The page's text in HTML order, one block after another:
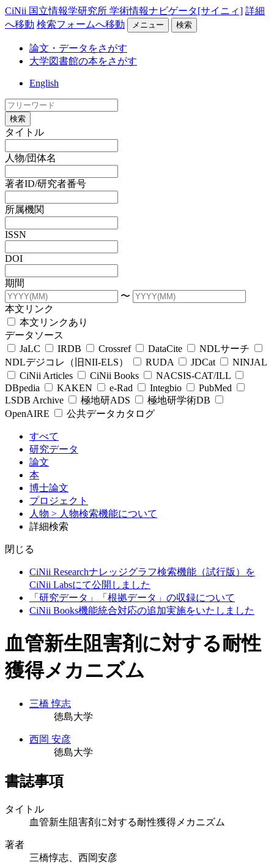
CiNii 国立情報学研究所 学術情報ナビゲータ[サイニィ] 詳細
へ移動 検索フォームへ移動 メニュー 検索
論文・データをさがす
大学図書館の本をさがす
English
検索
タイトル
人物/団体名
著者ID/研究者番号
所属機関
ISSN
DOI
期間
〜
本文リンク
本文リンクあり
データソース
JaLC
IRDB Crossref DataCite
NDLサーチ
NDLデジコレ（旧NII-ELS）
RUDA JDCat
NINJAL
CiNii Articles
CiNii Books
NACSIS-CAT/ILL
DBpedia
KAKEN e-Rad Integbio
PubMed
LSDB Archive
極地研ADS
極地研学術DB
OpenAIRE
公共データカタログ
すべて
研究データ
論文
本
博士論文
プロジェクト
人物 > 人物検索機能について
詳細検索
閉じる
CiNii Researchナレッジグラフ検索機能（試行版）を
CiNii Labsにて公開しました
「研究データ」「根拠データ」の収録について
CiNii Books機能統合対応の追加実施をいたしました
血管新生阻害剤に対する耐性
獲得メカニズム
三橋 惇志
徳島大学
西岡 安彦
徳島大学
書誌事項
タイトル
血管新生阻害剤に対する耐性獲得メカニズム
著者
三橋惇志、西岡安彦